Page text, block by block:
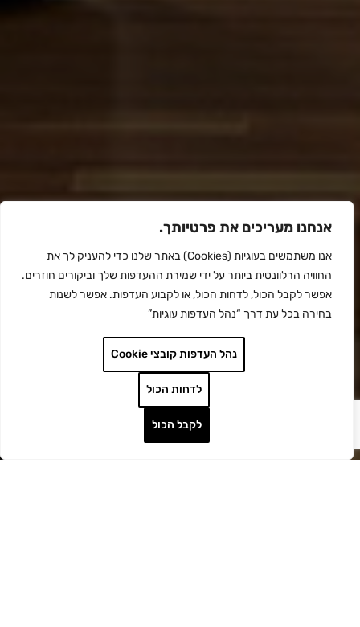
אנחנו מעריכים את פרטיותך.
אנו משתמשים בעוגיות (Cookies) באתר שלנו כדי להעניק לך את
החוויה הרלוונטית ביותר על ידי שמירת ההעדפות שלך וביקורים חוזרים.
אפשר לקבל הכול, לדחות הכול, או לקבוע העדפות. אפשר לשנות
בחירה בכל עת דרך “נהל העדפות עוגיות”
נהל העדפות קובצי Cookie
לדחות הכול
לקבל הכול